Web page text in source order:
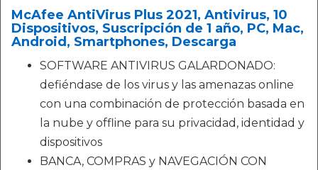
McAfee AntiVirus Plus 2021, Antivirus, 10
Dispositivos, Suscripción de 1 año, PC, Mac,
Android, Smartphones, Descarga
SOFTWARE ANTIVIRUS GALARDONADO:
defiéndase de los virus y las amenazas online
con una combinación de protección basada en
la nube y offline para su privacidad, identidad y
dispositivos
BANCA, COMPRAS y NAVEGACIÓN CON